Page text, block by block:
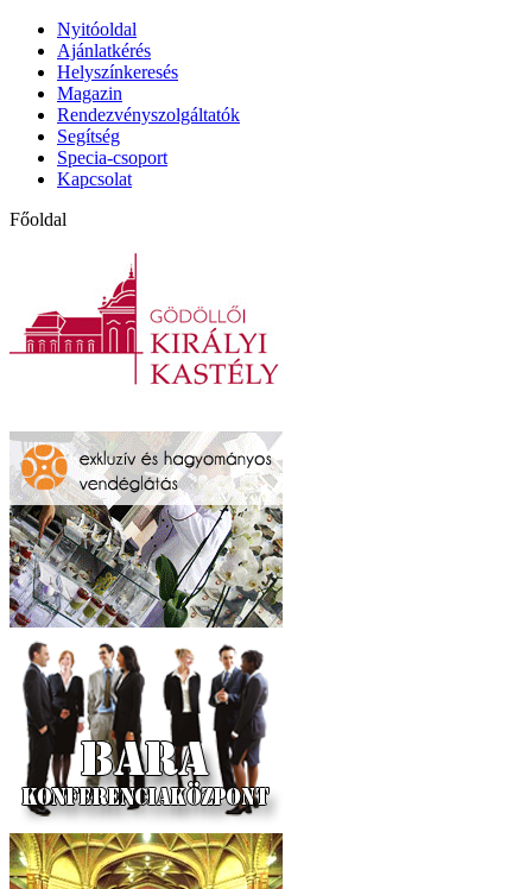
Nyitóoldal
Ajánlatkérés
Helyszínkeresés
Magazin
Rendezvényszolgáltatók
Segítség
Specia-csoport
Kapcsolat
Főoldal